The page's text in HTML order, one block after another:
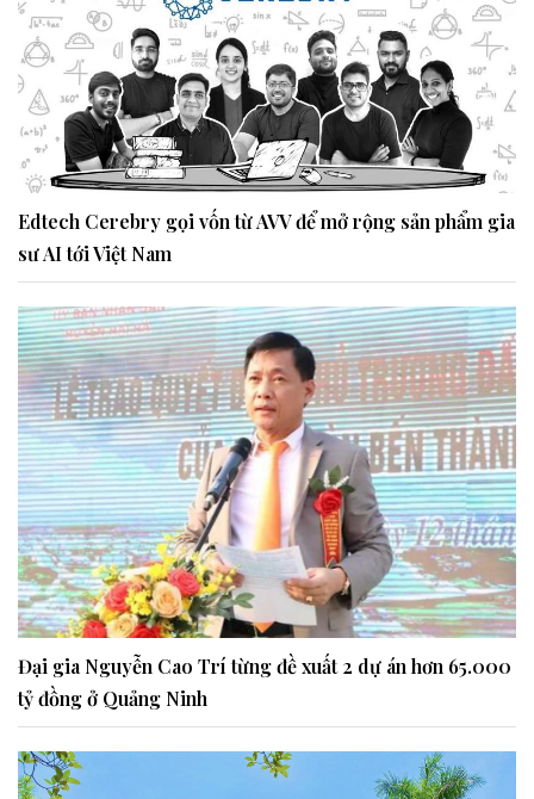
Edtech Cerebry gọi vốn từ AVV để mở rộng sản phẩm gia
sư AI tới Việt Nam
Đại gia Nguyễn Cao Trí từng đề xuất 2 dự án hơn 65.000
tỷ đồng ở Quảng Ninh